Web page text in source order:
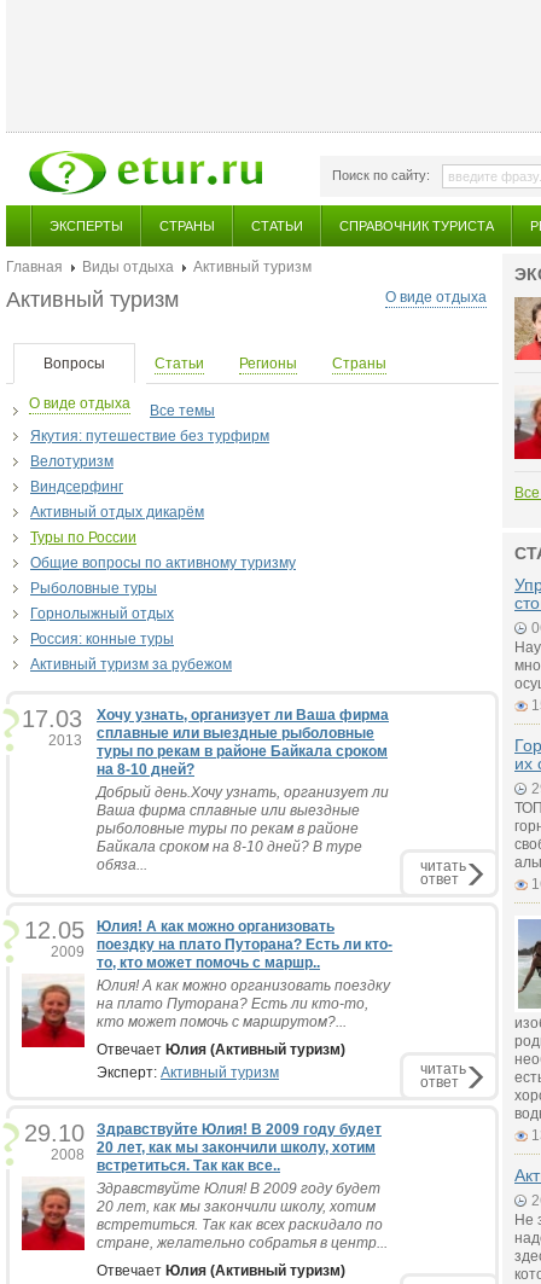
Поиск по сайту:
ЭКСПЕРТЫ СТРАНЫ СТАТЬИ СПРАВОЧНИК ТУРИСТА
Главная Виды отдыха
Активный туризм
О виде отдыха
Активный туризм
Вопросы Статьи Регионы Страны
О виде отдыха
Все темы
Якутия: путешествие без турфирм
Велотуризм
Виндсерфинг
Активный отдых дикарём
Туры по России
Общие вопросы по активному туризму
Рыболовные туры
Горнолыжный отдых
Россия: конные туры
Активный туризм за рубежом
17.03
2013
Хочу узнать, организует ли Ваша фирма
сплавные или выездные рыболовные
туры по рекам в районе Байкала сроком
на 8-10 дней?
Добрый день.Хочу узнать, организует ли
Ваша фирма сплавные или выездные
рыболовные туры по рекам в районе
Байкала сроком на 8-10 дней? В туре
обяза...
читать
ответ
12.05
2009
Юлия! А как можно организовать
поездку на плато Путорана? Есть ли кто-
то, кто может помочь с маршр..
Юлия! А как можно организовать поездку
на плато Путорана? Есть ли кто-то,
кто может помочь с маршрутом?...
Отвечает Юлия (Активный туризм)
Эксперт: Активный туризм читать
ответ
29.10
2008
Здравствуйте Юлия! В 2009 году будет
20 лет, как мы закончили школу, хотим
встретиться. Так как все..
Здравствуйте Юлия! В 2009 году будет
20 лет, как мы закончили школу, хотим
встретиться. Так как всех раскидало по
стране, желательно собратья в центр...
Отвечает Юлия (Активный туризм)
их
Не